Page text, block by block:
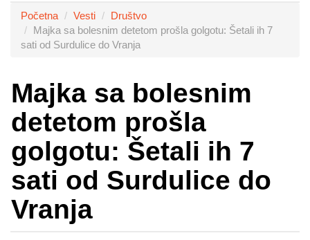
Početna Vesti
Društvo
Majka sa bolesnim detetom prošla golgotu: Šetali ih 7
sati od Surdulice do Vranja
Majka sa bolesnim
detetom prošla
golgotu: Šetali ih 7
sati od Surdulice do
Vranja